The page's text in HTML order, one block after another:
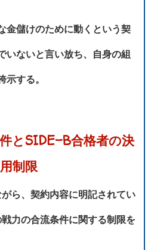
金儲けのために動くという契
いないと言い放ち、自身の組
する。
とSIDE-B合格者の決
制限
ら、契約内容に明記されてい
力の合流条件に関する制限を